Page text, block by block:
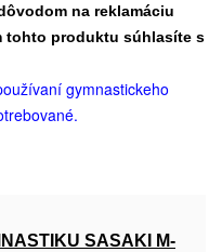
na reklamáciu
tohto produktu súhlasíte s
gymnastickeho
SASAKI M-